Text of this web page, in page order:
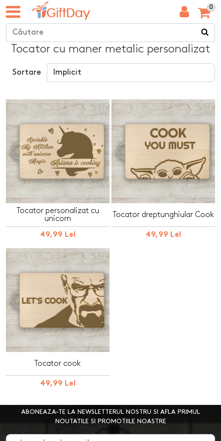
0
Tocator cu maner metalic personalizat
Sortare
Tocator personalizat cu
unicorn
49,99 Lei
Tocator dreptunghiular Cook
49,99 Lei
Tocator cook
49,99 Lei
ABONEAZA-TE LA NEWSLETTERUL NOSTRU SI AFLA PRIMUL
NOUTATILE SI PROMOTIILE NOASTRE